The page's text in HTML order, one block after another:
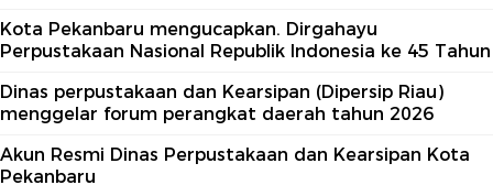
Kota Pekanbaru mengucapkan. Dirgahayu
Perpustakaan Nasional Republik Indonesia ke 45 Tahun
Dinas perpustakaan dan Kearsipan (Dipersip Riau)
menggelar forum perangkat daerah tahun 2026
Akun Resmi Dinas Perpustakaan dan Kearsipan Kota
Pekanbaru